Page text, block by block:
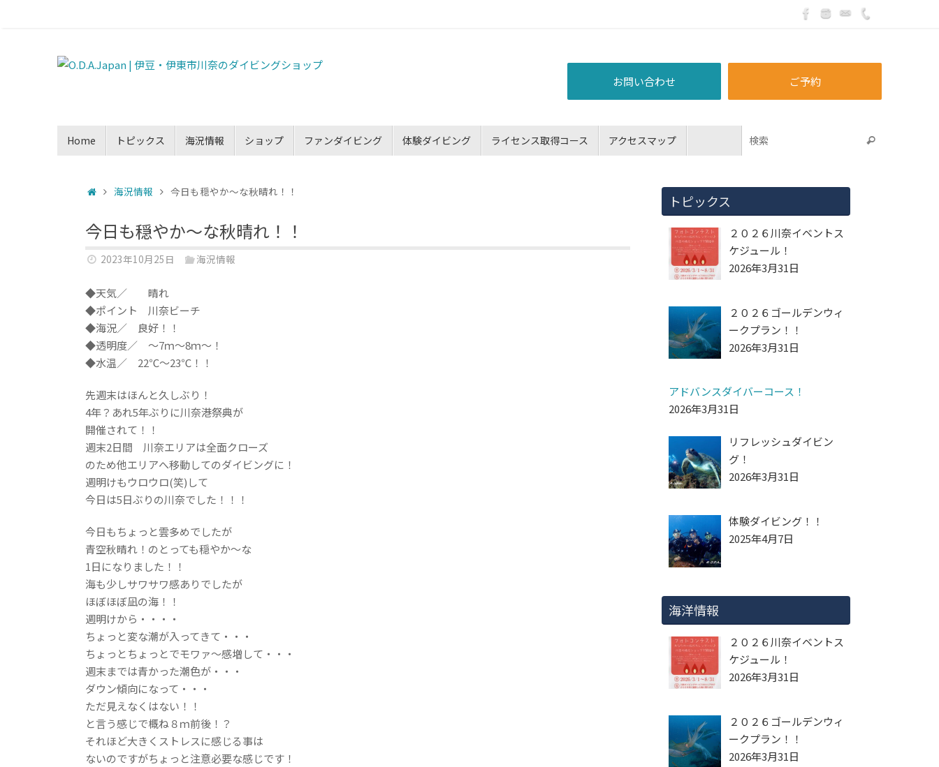
ご予約
お問い合わせ
Home トピックス 海況情報 ショップ ファンダイビング 体験ダイビング ライセンス取得コース アクセスマップ
海況情報 今日も穏やか～な秋晴れ！！
今日も穏やか～な秋晴れ！！
2023年10月25日 海況情報
◆天気／ 晴れ
◆ポイント 川奈ビーチ
◆海況／ 良好！！
◆透明度／ ～7ｍ～8ｍ～！
◆水温／ 22℃～23℃！！
先週末はほんと久しぶり！
4年？あれ5年ぶりに川奈港祭典が
開催されて！！
週末2日間 川奈エリアは全面クローズ
のため他エリアへ移動してのダイビングに！
週明けもウロウロ(笑)して
今日は5日ぶりの川奈でした！！！
今日もちょっと雲多めでしたが
青空秋晴れ！のとっても穏やか～な
1日になりました！！
海も少しサワサワ感ありでしたが
ほぼほぼ凪の海！！
週明けから・・・・
ちょっと変な潮が入ってきて・・・
ちょっとちょっとでモワァ～感増して・・・
週末までは青かった潮色が・・・
ダウン傾向になって・・・
ただ見えなくはない！！
と言う感じで概ね８ｍ前後！？
それほど大きくストレスに感じる事は
ないのですがちょっと注意必要な感じです！
トピックス
２０２６川奈イベントス
ケジュール！
2026年3月31日
２０２６ゴールデンウィ
ークプラン！！
2026年3月31日
アドバンスダイバーコース！
2026年3月31日
リフレッシュダイビン
グ！
2026年3月31日
体験ダイビング！！
2025年4月7日
海洋情報
２０２６川奈イベントス
ケジュール！
2026年3月31日
２０２６ゴールデンウィ
ークプラン！！
2026年3月31日